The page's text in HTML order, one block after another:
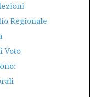
Regionale
Voto